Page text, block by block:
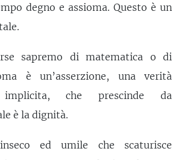
degno e assioma. Questo è un
sapremo di matematica o di
è un’asserzione, una verità
che prescinde da
è la dignità.
ed umile che scaturisce